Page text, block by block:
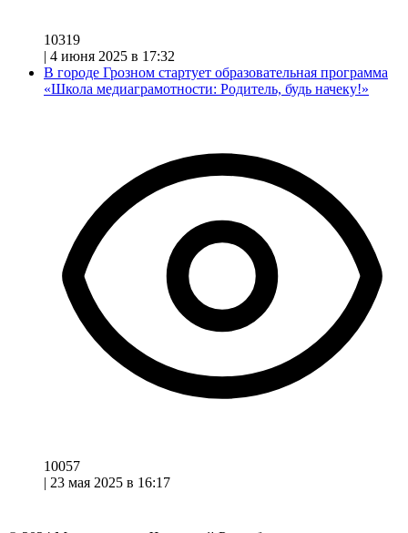
10319
| 4 июня 2025 в 17:32
В городе Грозном стартует образовательная программа
«Школа медиаграмотности: Родитель, будь начеку!»
10057
| 23 мая 2025 в 16:17